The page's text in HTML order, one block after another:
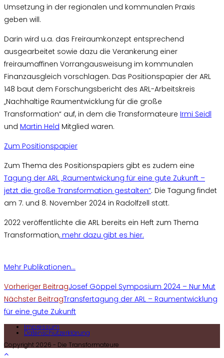
Umsetzung in der regionalen und kommunalen Praxis
geben will.
Darin wird u.a. das Freiraumkonzept entsprechend
ausgearbeitet sowie dazu die Verankerung einer
freiraumaffinen Vorrangausweisung im kommunalen
Finanzausgleich vorschlagen. Das Positionspapier der ARL
148 baut dem Forschungsbericht des ARL-Arbeitskreis
„Nachhaltige Raumentwicklung für die große
Transformation“ auf, in dem die Transformateure Irmi Seidl
und Martin Held Mitglied waren.
Zum Positionspapier
Zum Thema des Positionspapiers gibt es zudem eine
Tagung der ARL „Raumentwickung für eine gute Zukunft –
jetzt die große Transformation gestalten“. Die Tagung findet
am 7. und 8. November 2024 in Radolfzell statt.
2022 veröffentlichte die ARL bereits ein Heft zum Thema
Transformation, mehr dazu gibt es hier.
Mehr Publikationen…
Weitere
Artikel
ansehen
Vorheriger BeitragJosef Göppel Symposium 2024 – Nur Mut
Nächster BeitragTransfertagung der ARL – Raumentwicklung
für eine gute Zukunft
Impressum
Datenschutzerklärung
Copyright 2026 - Die Transformateure